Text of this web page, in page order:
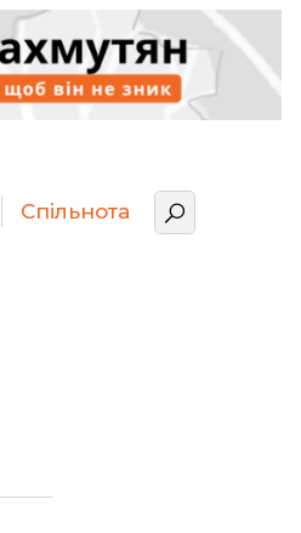
Спільнота